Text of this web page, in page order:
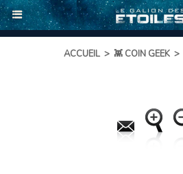
ACCUEIL > 👾 COIN GEEK >